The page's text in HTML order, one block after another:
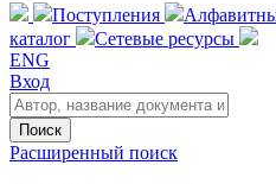
Поступления
каталог
Сетевые ресурсы
ENG
Вход
Поиск
Расширенный поиск